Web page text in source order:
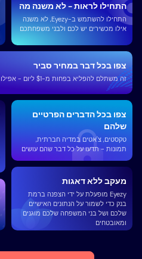
התחילו לראות - לא משנה מה
התחילו להשתמש ב-Eyezy, לא משנה
אילו מכשירים יש לכם ולבני משפחתכם
מעקב ללא דאגות
Eyezy מופעלת על ידי הצפנה ברמת
בנק כדי לשמור על הנתונים האישיים
שלכם ושל בני המשפחה שלכם מוגנים
ומאובטחים
צפו בכל הדברים הפרטיים
שלהם
טקסטים, צ'אטים במדיה חברתית,
תמונות - תדעו על כל דבר שהם עושים
צפו בכל דבר במחיר סביר
זה משתלם להפליא בפחות מ-$1 ליום - אפילו פחות ממחיר של כוס קפה